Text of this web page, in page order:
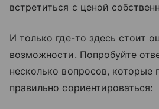
встретиться с ценой
И только где-то здесь стоит
возможности. Попробуйте
несколько вопросов, которые
правильно сориентироваться: